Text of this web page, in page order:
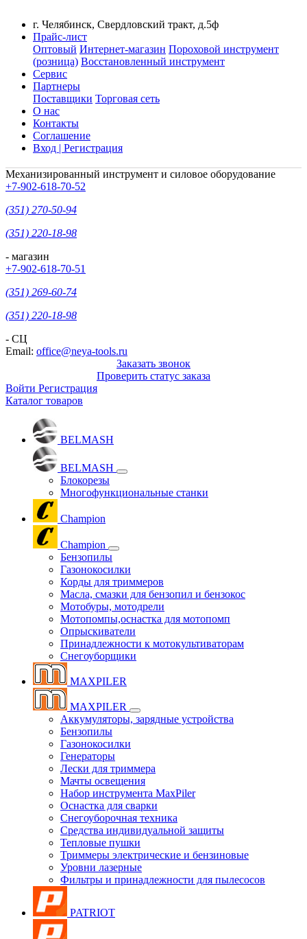
г. Челябинск, Свердловский тракт, д.5ф
Прайс-лист
Оптовый Интернет-магазин Пороховой инструмент
(розница) Восстановленный инструмент
Сервис
Партнеры
Поставщики Торговая сеть
О нас
Контакты
Соглашение
Вход | Регистрация
Механизированный инструмент и силовое оборудование
+7-902-618-70-52
(351) 270-50-94
(351) 220-18-98
- магазин
+7-902-618-70-51
(351) 269-60-74
(351) 220-18-98
- СЦ
Email: office@neya-tools.ru
Заказать звонок
Проверить статус заказа
Войти Регистрация
Каталог товаров
BELMASH
BELMASH
Блокорезы
Многофункциональные станки
Champion
Champion
Бензопилы
Газонокосилки
Корды для триммеров
Масла, смазки для бензопил и бензокос
Мотобуры, мотодрели
Мотопомпы,оснастка для мотопомп
Опрыскиватели
Принадлежности к мотокультиваторам
Снегоуборщики
MAXPILER
MAXPILER
Аккумуляторы, зарядные устройства
Бензопилы
Газонокосилки
Генераторы
Лески для триммера
Мачты освещения
Набор инструмента MaxPiler
Оснастка для сварки
Снегоуборочная техника
Средства индивидуальной защиты
Тепловые пушки
Триммеры электрические и бензиновые
Уровни лазерные
Фильтры и принадлежности для пылесосов
PATRIOT